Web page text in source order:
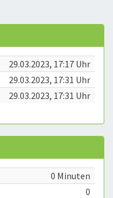
29.03.2023, 17:17 Uhr
29.03.2023, 17:31 Uhr
29.03.2023, 17:31 Uhr
0 Minuten
0